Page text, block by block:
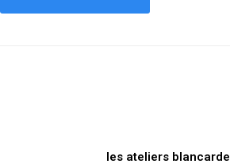
les ateliers blancarde